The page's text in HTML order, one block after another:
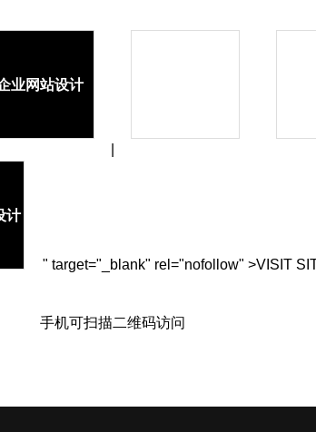
业网站设计
计
" target="_blank" rel="nofollow" >VISIT
手机可扫描二维码访问